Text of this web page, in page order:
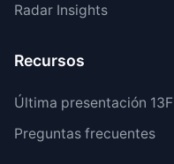
Radar Insights
Recursos
Última presentación 13F
Preguntas frecuentes